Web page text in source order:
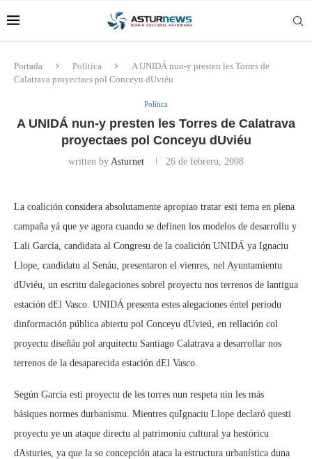
Portada Política
A UNIDÁ nun-y presten les Torres de
Calatrava proyectaes pol Conceyu dUviéu
Política
A UNIDÁ nun-y presten les Torres de Calatrava
proyectaes pol Conceyu dUviéu
written by Asturnet 26 de febreru, 2008
La coalición considera absolutamente apropiao tratar esti tema en plena
campaña yá que ye agora cuando se definen los modelos de desarrollu y
Lali García, candidata al Congresu de la coalición UNIDÁ ya Ignaciu
Llope, candidatu al Senáu, presentaron el vienres, nel Ayuntamientu
dUviéu, un escritu dalegaciones sobrel proyectu nos terrenos de lantigua
estación dEl Vasco. UNIDÁ presenta estes alegaciones éntel periodu
dinformación pública abiertu pol Conceyu dUvieú, en rellación col
proyectu diseñáu pol arquitectu Santiago Calatrava a desarrollar nos
terrenos de la desaparecida estación dEl Vasco.
Según García esti proyectu de les torres nun respeta nin les más
básiques normes durbanismu. Mientres quIgnaciu Llope declaró questi
proyectu ye un ataque directu al patrimoniu cultural ya hestóricu
dAsturies, ya que la so concepción ataca la estructura urbanística duna